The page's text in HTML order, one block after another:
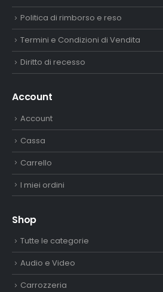
Politica di rimborso e reso
Termini e Condizioni di Vendita
Diritto di recesso
Account
Account
Cassa
Carrello
I miei ordini
Shop
Tutte le categorie
Audio e Video
Carrozzeria